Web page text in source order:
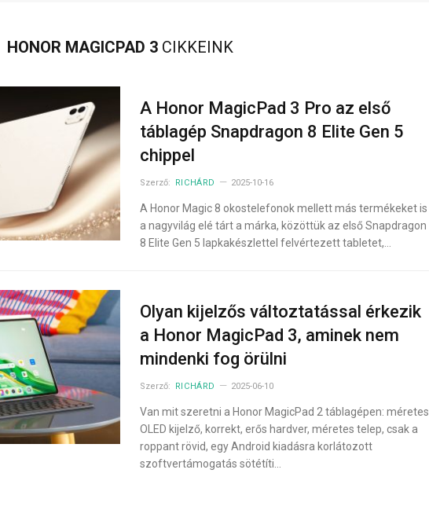
HONOR MAGICPAD 3 CIKKEINK
A Honor MagicPad 3 Pro az első
táblagép Snapdragon 8 Elite Gen 5
chippel
Szerző: RICHÁRD 2025-10-16
A Honor Magic 8 okostelefonok mellett más termékeket is
a nagyvilág elé tárt a márka, közöttük az első Snapdragon
8 Elite Gen 5 lapkakészlettel felvértezett tabletet,…
Olyan kijelzős változtatással érkezik
a Honor MagicPad 3, aminek nem
mindenki fog örülni
Szerző: RICHÁRD 2025-06-10
Van mit szeretni a Honor MagicPad 2 táblagépen: méretes
OLED kijelző, korrekt, erős hardver, méretes telep, csak a
roppant rövid, egy Android kiadásra korlátozott
szoftvertámogatás sötétíti…